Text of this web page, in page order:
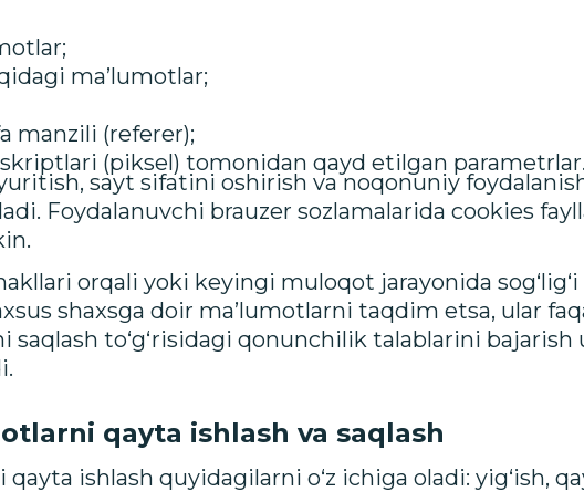
qayta ishlash va saqlash
qayta ishlash quyidagilarni o‘z ichiga oladi: yig‘ish,
sayt sifatini oshirish va noqonuniy
Foydalanuvchi brauzer sozlamalarida cookies
ma’lumotlar;
manzili (referer);
(piksel) tomonidan qayd etilgan parametrlar.
orqali yoki keyingi muloqot jarayonida
shaxsga doir ma’lumotlarni taqdim etsa, ular
saqlash to‘g‘risidagi qonunchilik talablarini bajarish